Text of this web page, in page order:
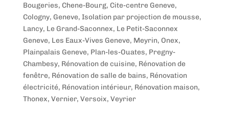
Bougeries, Chene-Bourg, Cite-centre Geneve,
Cologny, Geneve, Isolation par projection de mousse,
Lancy, Le Grand-Saconnex, Le Petit-Saconnex
Geneve, Les Eaux-Vives Geneve, Meyrin, Onex,
Plainpalais Geneve, Plan-les-Ouates, Pregny-
Chambesy, Rénovation de cuisine, Rénovation de
fenêtre, Rénovation de salle de bains, Rénovation
électricité, Rénovation intérieur, Rénovation maison,
Thonex, Vernier, Versoix, Veyrier